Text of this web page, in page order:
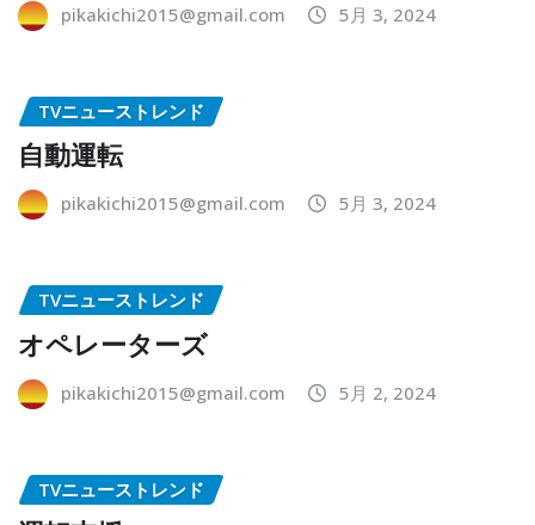
pikakichi2015@gmail.com 5月 3, 2024
TVニューストレンド
自動運転
pikakichi2015@gmail.com 5月 3, 2024
TVニューストレンド
オペレーターズ
pikakichi2015@gmail.com 5月 2, 2024
TVニューストレンド